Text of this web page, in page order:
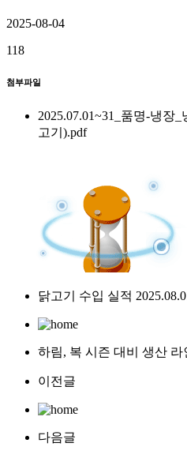
2025-08-04
118
첨부파일
2025.07.01~31_품명-냉장
고기).pdf
닭고기 수입 실적
하림, 복 시즌 대비 생산
이전글
다음글